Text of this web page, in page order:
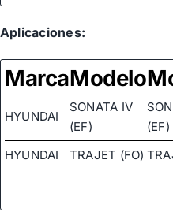
Aplicaciones:
MarcaModelo
HYUNDAI
SONATA IV
(EF)
(EF)
HYUNDAI TRAJET (FO)